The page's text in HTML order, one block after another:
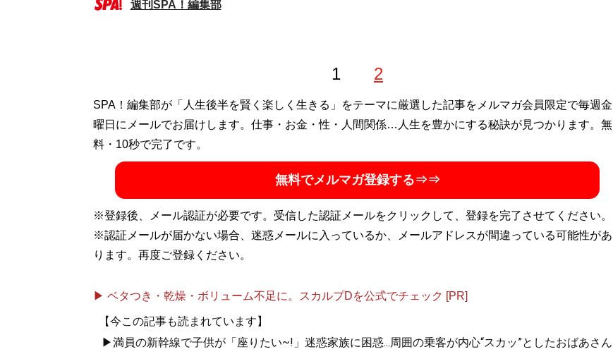
週刊SPA！編集部
1 2
SPA！編集部が「人生後半を賢く楽しく生きる」をテーマに厳選した記事をメルマガ会員限定で毎週金
曜日にメールでお届けします。仕事・お金・性・人間関係…人生を豊かにする秘訣が見つかります。無
料・10秒で完了です。
無料でメルマガ登録する⇒⇒
※登録後、メール認証が必要です。受信した認証メールをクリックして、登録を完了させてください。
※認証メールが届かない場合、迷惑メールに入っているか、メールアドレスが間違っている可能性があ
ります。再度ご登録ください。
▶ ベタつき・乾燥・ボリューム不足に。スカルプDを公式でチェック [PR]
【今この記事も読まれています】
▶満員の新幹線で子供が「座りたい~!」迷惑家族に困惑...周囲の乗客が内心“スカッ”としたおばあさん